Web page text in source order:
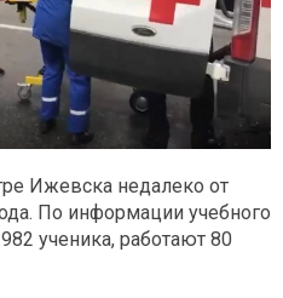
Ижевска недалеко от
По информации учебного
ученика, работают 80